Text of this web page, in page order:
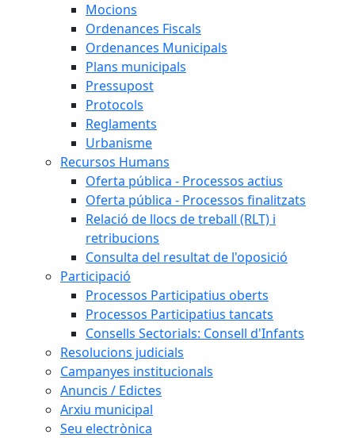
Mocions
Ordenances Fiscals
Ordenances Municipals
Plans municipals
Pressupost
Protocols
Reglaments
Urbanisme
Recursos Humans
Oferta pública - Processos actius
Oferta pública - Processos finalitzats
Relació de llocs de treball (RLT) i
retribucions
Consulta del resultat de l'oposició
Participació
Processos Participatius oberts
Processos Participatius tancats
Consells Sectorials: Consell d'Infants
Resolucions judicials
Campanyes institucionals
Anuncis / Edictes
Arxiu municipal
Seu electrònica